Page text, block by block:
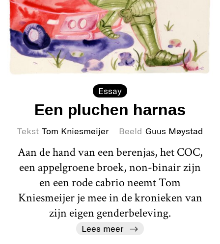
Essay
Een pluchen harnas
Tekst Tom Kniesmeijer Beeld Guus Møystad
Aan de hand van een berenjas, het COC,
een appelgroene broek, non-binair zijn
en een rode cabrio neemt Tom
Kniesmeijer je mee in de kronieken van
zijn eigen genderbeleving.
Lees meer